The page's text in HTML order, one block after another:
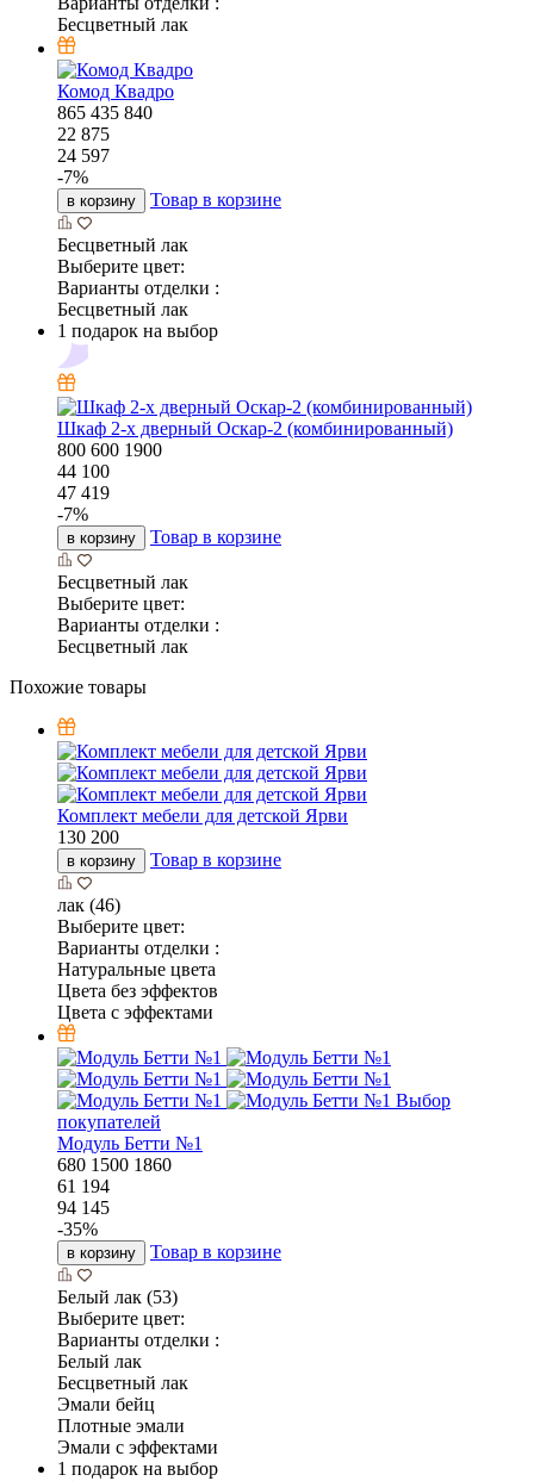
Бесцветный лак
Комод Квадро
865 435 840
22 875
24 597
-7%
в корзину Товар в корзине
Бесцветный лак
Выберите цвет:
Варианты отделки :
Бесцветный лак
1 подарок на выбор
Шкаф 2-х дверный Оскар-2 (комбинированный)
800 600 1900
44 100
47 419
-7%
в корзину Товар в корзине
Бесцветный лак
Выберите цвет:
Варианты отделки :
Бесцветный лак
Похожие товары
Комплект мебели для детской Ярви
130 200
в корзину Товар в корзине
лак (46)
Выберите цвет:
Варианты отделки :
Натуральные цвета
Цвета без эффектов
Цвета с эффектами
Выбор
покупателей
Модуль Бетти №1
680 1500 1860
61 194
94 145
-35%
в корзину Товар в корзине
Белый лак (53)
Выберите цвет:
Варианты отделки :
Белый лак
Бесцветный лак
Эмали бейц
Плотные эмали
Эмали с эффектами
1 подарок на выбор